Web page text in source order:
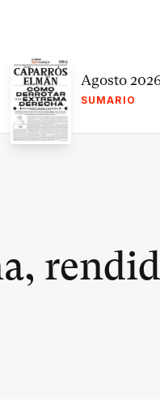
Agosto
SUMARIO